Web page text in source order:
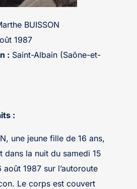
BUISSON
1987
: Saint-Albain (Saône-et-
:
une jeune fille de 16 ans,
dans la nuit du samedi 15
août 1987 sur l’autoroute
Le corps est couvert